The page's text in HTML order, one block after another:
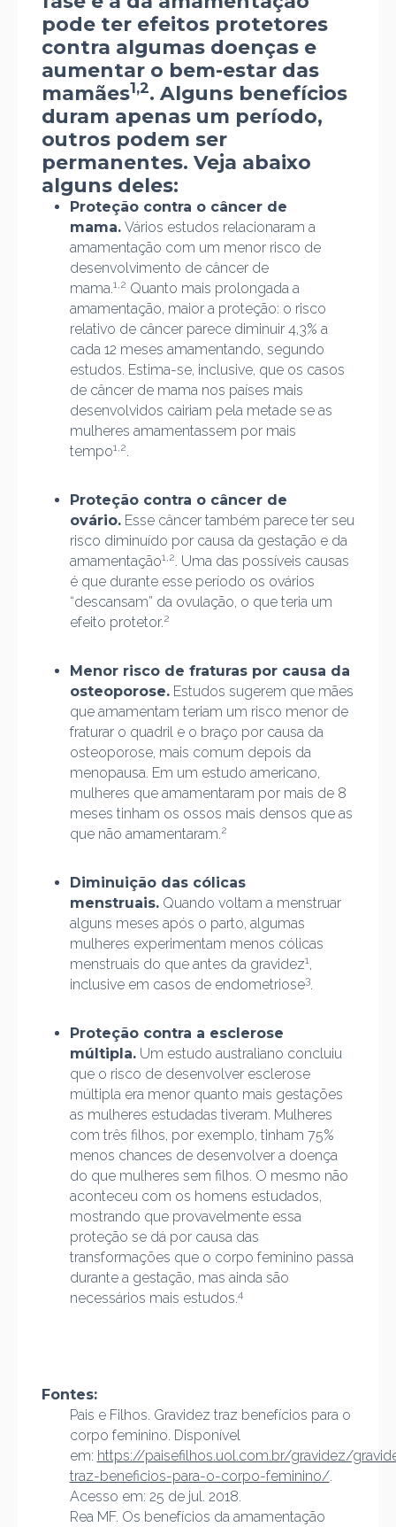
pode ter efeitos protetores
contra algumas doenças e
aumentar o bem-estar das
mamães1,2. Alguns benefícios
duram apenas um período,
outros podem ser
permanentes. Veja abaixo
alguns deles:
Proteção contra o câncer de
mama.Vários estudos relacionaram a
amamentação com um menor risco de
desenvolvimento de câncer de
mama.1,2 Quanto mais prolongada a
amamentação, maior a proteção: o risco
relativo de câncer parece diminuir 4,3% a
cada 12 meses amamentando, segundo
estudos. Estima-se, inclusive, que os casos
de câncer de mama nos países mais
desenvolvidos cairiam pela metade se as
mulheres amamentassem por mais
tempo1,2.
Proteção contra o câncer de
ovário.Esse câncer também parece ter seu
risco diminuído por causa da gestação e da
amamentação1,2. Uma das possíveis causas
é que durante esse período os ovários
“descansam” da ovulação, o que teria um
efeito protetor.2
Menor risco de fraturas por causa da
osteoporose.Estudos sugerem que mães
que amamentam teriam um risco menor de
fraturar o quadril e o braço por causa da
osteoporose, mais comum depois da
menopausa. Em um estudo americano,
mulheres que amamentaram por mais de 8
meses tinham os ossos mais densos que as
que não amamentaram.2
Diminuição das cólicas
menstruais.Quando voltam a menstruar
alguns meses após o parto, algumas
mulheres experimentam menos cólicas
menstruais do que antes da gravidez1,
inclusive em casos de endometriose3.
Proteção contra a esclerose
múltipla.Um estudo australiano concluiu
que o risco de desenvolver esclerose
múltipla era menor quanto mais gestações
as mulheres estudadas tiveram. Mulheres
com três filhos, por exemplo, tinham 75%
menos chances de desenvolver a doença
do que mulheres sem filhos. O mesmo não
aconteceu com os homens estudados,
mostrando que provavelmente essa
proteção se dá por causa das
transformações que o corpo feminino passa
durante a gestação, mas ainda são
necessários mais estudos.4
Fontes:
Pais e Filhos. Gravidez traz benefícios para o
corpo feminino. Disponível
em: https://paisefilhos.uol.com.br/gravidez/
traz-beneficios-para-o-corpo-feminino/.
Acesso em: 25 de jul. 2018.
Rea MF. Os benefícios da amamentação